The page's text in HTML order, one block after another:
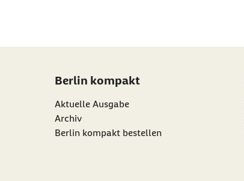
Berlin kompakt
Aktuelle Ausgabe
Archiv
Berlin kompakt bestellen